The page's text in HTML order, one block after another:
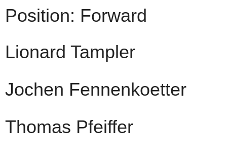
Position: Forward
Lionard Tampler
Jochen Fennenkoetter
Thomas Pfeiffer